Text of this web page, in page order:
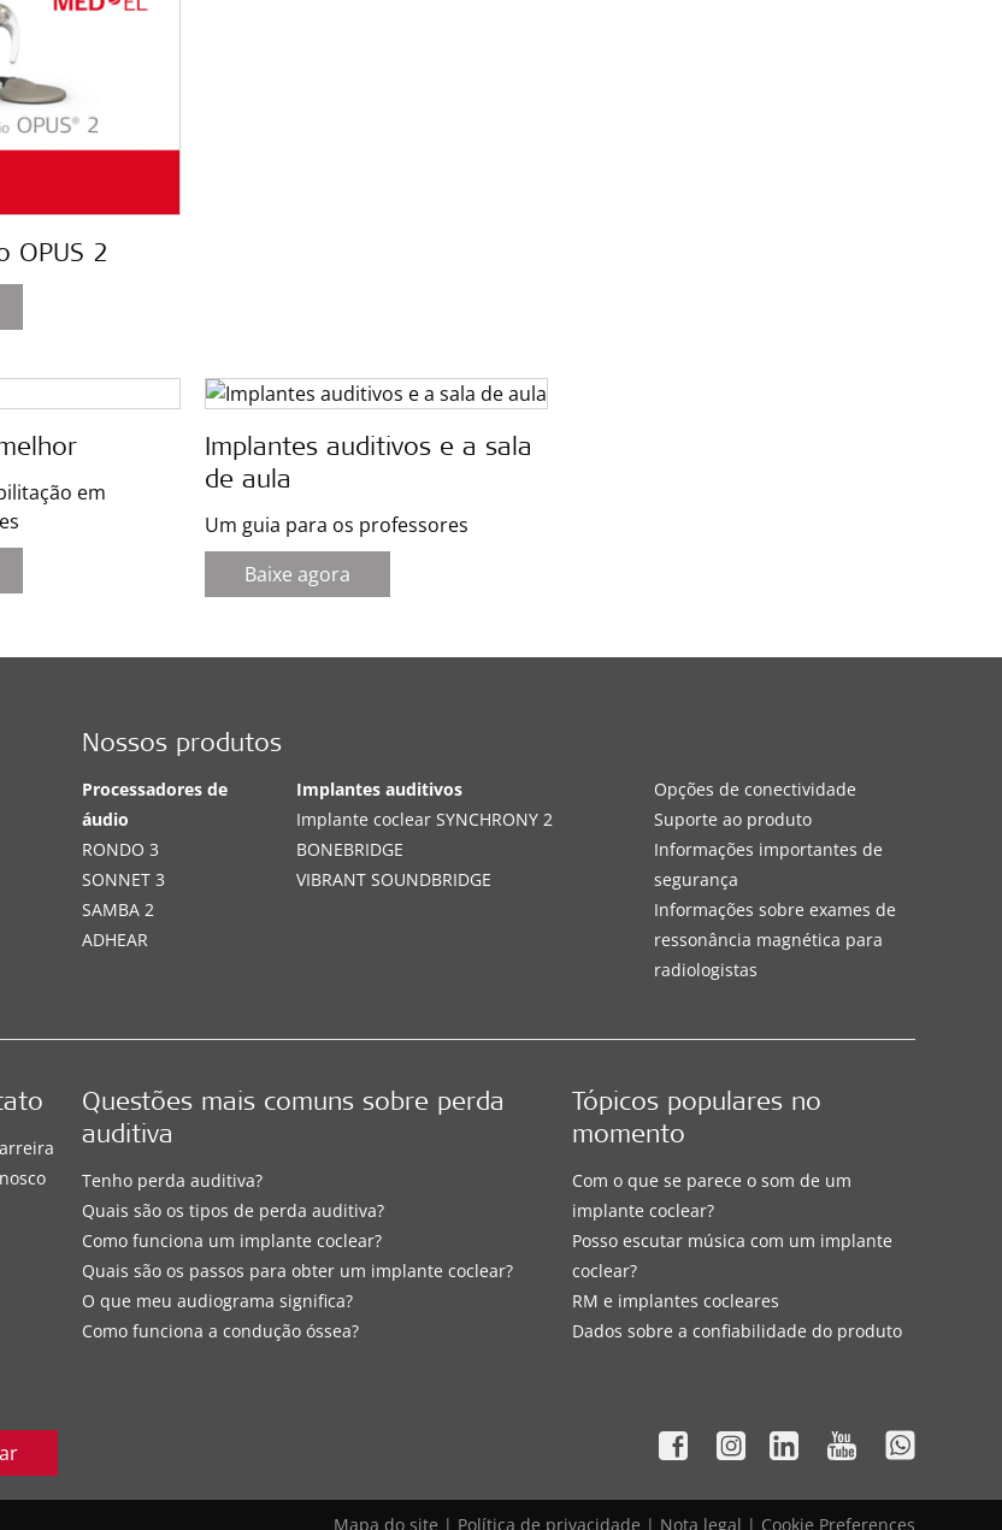
OPUS 2
em
Implantes auditivos e a sala
de aula
Um guia para os professores
Baixe agora
Nossos produtos
Processadores de
áudio
RONDO 3
SONNET 3
SAMBA 2
ADHEAR
Implantes auditivos
Implante coclear SYNCHRONY 2
BONEBRIDGE
VIBRANT SOUNDBRIDGE
Opções de conectividade
Suporte ao produto
Informações importantes de
segurança
Informações sobre exames de
ressonância magnética para
radiologistas
Questões mais comuns sobre perda
auditiva
Tenho perda auditiva?
Quais são os tipos de perda auditiva?
Como funciona um implante coclear?
Quais são os passos para obter um implante coclear?
O que meu audiograma significa?
Como funciona a condução óssea?
Tópicos populares no
momento
Com o que se parece o som de um
implante coclear?
Posso escutar música com um implante
coclear?
RM e implantes cocleares
Dados sobre a confiabilidade do produto
Mapa do site | Política de privacidade | Nota legal | Cookie Preferences